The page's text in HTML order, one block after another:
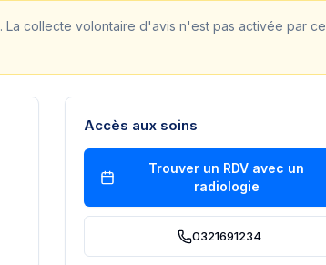
. La collecte volontaire d'avis n'est pas activée par ce
Accès aux soins
Trouver un RDV avec un
radiologie
0321691234